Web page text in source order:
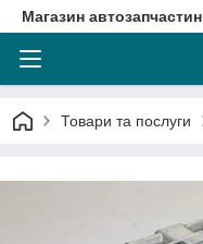
Магазин автозапчастин
Товари та послуги